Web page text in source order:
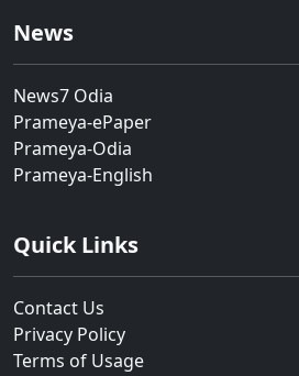
News
News7 Odia
Prameya-ePaper
Prameya-Odia
Prameya-English
Quick Links
Contact Us
Privacy Policy
Terms of Usage